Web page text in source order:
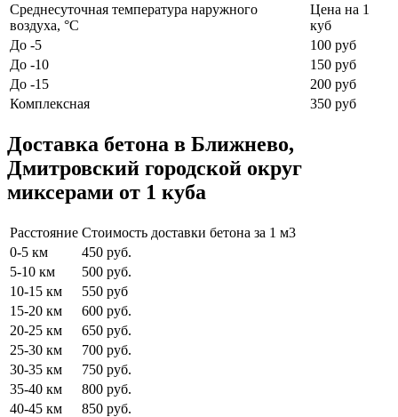
Среднесуточная температура наружного
воздуха, °C
Цена на 1
куб
До -5
100 руб
До -10
150 руб
До -15
200 руб
Комплексная
350 руб
Доставка бетона в Ближнево,
Дмитровский городской округ
миксерами от 1 куба
Расстояние Стоимость доставки бетона за 1 м3
0-5 км
450 руб.
5-10 км
500 руб.
10-15 км
550 руб
15-20 км
600 руб.
20-25 км
650 руб.
25-30 км
700 руб.
30-35 км
750 руб.
35-40 км
800 руб.
40-45 км
850 руб.